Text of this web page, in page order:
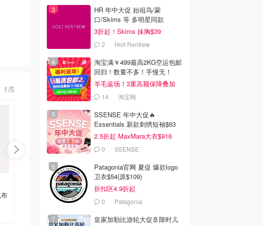
1/5
arcteryx Heliad 斜挎包
Arc'teryx 始祖鸟
$89.00 $329.00
kate spade outlet Kayla
Triple 真皮斜挎包
HR 年中大促 始祖鸟/蒙
口/Skims 等 多明星同款
3折起！Skims 抹胸$39
2 Holt Renfrew
淘宝满￥499最高2KG空运包邮
回归！数量不多！手慢无！
羊毛返场！3重高额保障叠加
14 淘宝网
SSENSE 年中大促🔥
Essentials 新款刺绣短袖$63
2.5折起 MaxMara大衣$916
(原$2130)
0 SSENSE
Patagonia官网 夏促 爆款logo
卫衣$54(原$109)
折扣区4.9折起
0 Patagonia
皇家加勒比游轮大促🚢限时儿